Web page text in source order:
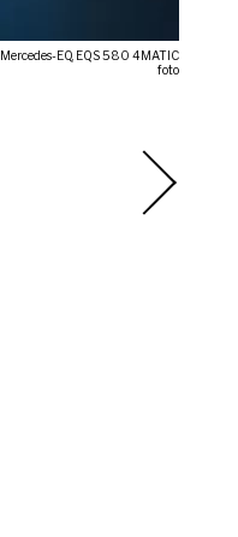
Mercedes-EQ, EQS 580 4MATIC
foto